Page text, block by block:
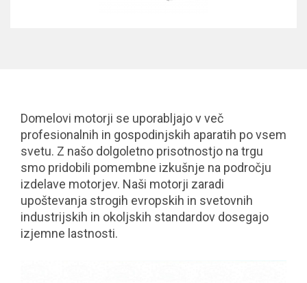
Domelovi motorji se uporabljajo v več
profesionalnih in gospodinjskih aparatih po vsem
svetu. Z našo dolgoletno prisotnostjo na trgu
smo pridobili pomembne izkušnje na področju
izdelave motorjev. Naši motorji zaradi
upoštevanja strogih evropskih in svetovnih
industrijskih in okoljskih standardov dosegajo
izjemne lastnosti.